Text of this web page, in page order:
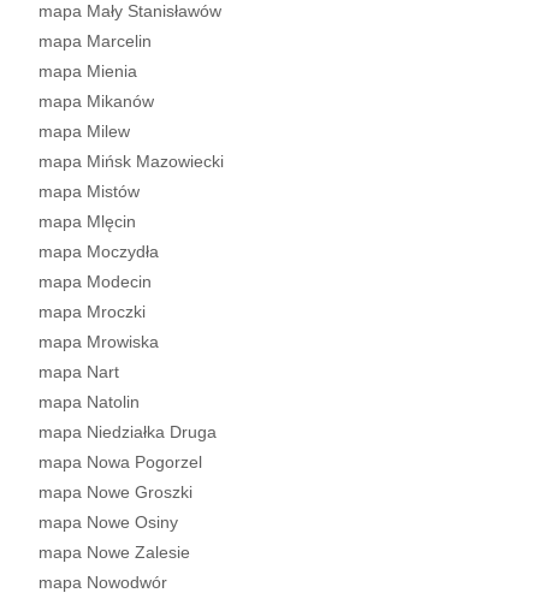
mapa Mały Stanisławów
mapa Marcelin
mapa Mienia
mapa Mikanów
mapa Milew
mapa Mińsk Mazowiecki
mapa Mistów
mapa Mlęcin
mapa Moczydła
mapa Modecin
mapa Mroczki
mapa Mrowiska
mapa Nart
mapa Natolin
mapa Niedziałka Druga
mapa Nowa Pogorzel
mapa Nowe Groszki
mapa Nowe Osiny
mapa Nowe Zalesie
mapa Nowodwór